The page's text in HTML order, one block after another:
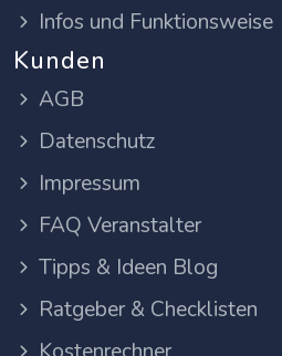
Infos und Funktionsweise
Kunden
AGB
Datenschutz
Impressum
FAQ Veranstalter
Tipps & Ideen Blog
Ratgeber & Checklisten